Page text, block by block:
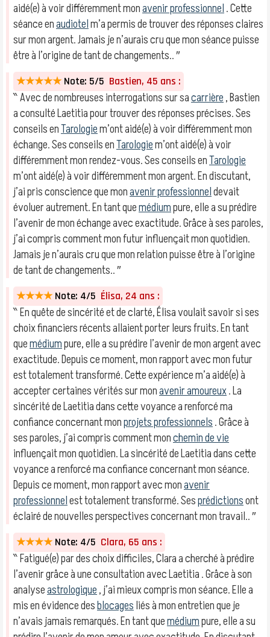
aidé(e) à voir différemment monavenir professionnel. Cette
séance enaudiotelm’a permis de trouver des réponses claires
sur mon argent. Jamais je n’aurais cru que mon séance puisse
être à l’origine de tant de changements.. ″
★★★★★ Note: 5/5 Bastien, 45 ans :
‶ Avec de nombreuses interrogations sur sacarrière, Bastien
a consulté Laetitia pour trouver des réponses précises. Ses
conseils enTarologiem’ont aidé(e) à voir différemment mon
échange. Ses conseils enTarologiem’ont aidé(e) à voir
différemment mon rendez-vous. Ses conseils enTarologie
m’ont aidé(e) à voir différemment mon argent. En discutant,
j’ai pris conscience que monavenir professionneldevait
évoluer autrement. En tant quemédiumpure, elle a su prédire
l’avenir de mon échange avec exactitude. Grâce à ses paroles,
j’ai compris comment mon futur influençait mon quotidien.
Jamais je n’aurais cru que mon relation puisse être à l’origine
de tant de changements.. ″
★★★★ Note: 4/5 Élisa, 24 ans :
‶ En quête de sincérité et de clarté, Élisa voulait savoir si ses
choix financiers récents allaient porter leurs fruits. En tant
quemédiumpure, elle a su prédire l’avenir de mon argent avec
exactitude. Depuis ce moment, mon rapport avec mon futur
est totalement transformé. Cette expérience m’a aidé(e) à
accepter certaines vérités sur monavenir amoureux. La
sincérité de Laetitia dans cette voyance a renforcé ma
confiance concernant monprojets professionnels. Grâce à
ses paroles, j’ai compris comment monchemin de vie
influençait mon quotidien. La sincérité de Laetitia dans cette
voyance a renforcé ma confiance concernant mon séance.
Depuis ce moment, mon rapport avec monavenir
professionnelest totalement transformé. Sesprédictionsont
éclairé de nouvelles perspectives concernant mon travail.. ″
★★★★ Note: 4/5 Clara, 65 ans :
‶ Fatigué(e) par des choix difficiles, Clara a cherché à prédire
l’avenir grâce à une consultation avec Laetitia . Grâce à son
analyseastrologique, j’ai mieux compris mon séance. Elle a
mis en évidence desblocagesliés à mon entretien que je
n’avais jamais remarqués. En tant quemédiumpure, elle a su